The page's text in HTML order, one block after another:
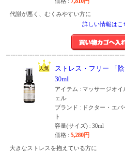
代謝が悪く、むくみやすい方に
詳しい情報はこ
ストレス・フリー 「
30ml
アイテム : マッサージオイ
ェル
ブランド : ドクター・エバ
ト
容量(サイズ) : 30ml
価格 : 5,280円
大きなストレスを抱えている方に